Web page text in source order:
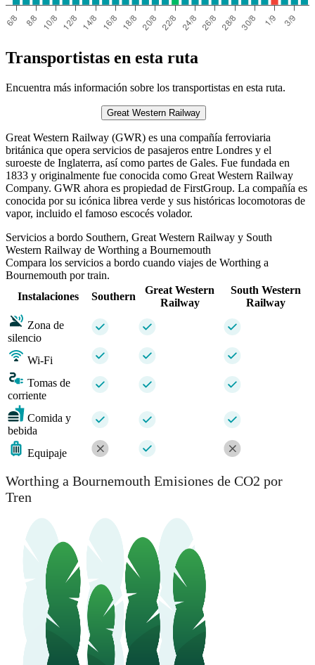
Transportistas en esta ruta
Encuentra más información sobre los transportistas en esta ruta.
Great Western Railway
Great Western Railway (GWR) es una compañía ferroviaria
británica que opera servicios de pasajeros entre Londres y el
suroeste de Inglaterra, así como partes de Gales. Fue fundada en
1833 y originalmente fue conocida como Great Western Railway
Company. GWR ahora es propiedad de FirstGroup. La compañía es
conocida por su icónica librea verde y sus históricas locomotoras de
vapor, incluido el famoso escocés volador.
Servicios a bordo Southern, Great Western Railway y South
Western Railway de Worthing a Bournemouth
Compara los servicios a bordo cuando viajes de Worthing a
Bournemouth por train.
Instalaciones
Southern
Great Western
Railway
South Western
Railway
Zona de
silencio
Wi-Fi
Tomas de
corriente
Comida y
bebida
Equipaje
Worthing a Bournemouth Emisiones de CO2 por
Tren